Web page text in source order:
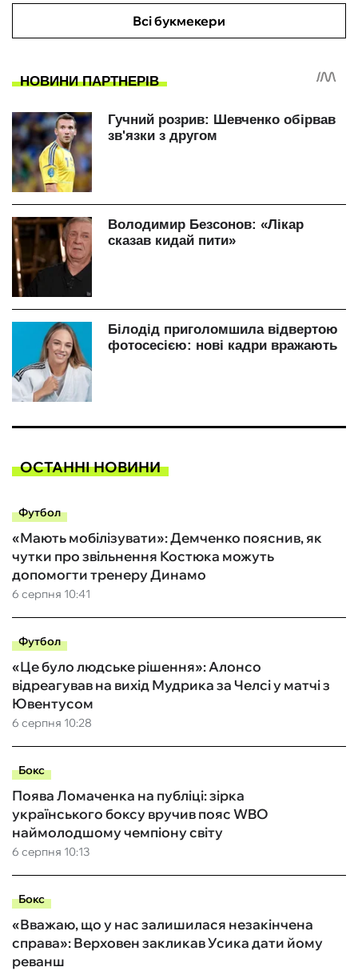
Всі букмекери
ОСТАННІ НОВИНИ
Футбол
6 серпня 10:41
«Мають мобілізувати»: Демченко пояснив, як
чутки про звільнення Костюка можуть
допомогти тренеру Динамо
Футбол
6 серпня 10:28
«Це було людське рішення»: Алонсо
відреагував на вихід Мудрика за Челсі у матчі з
Ювентусом
Бокс
6 серпня 10:13
Поява Ломаченка на публіці: зірка
українського боксу вручив пояс WBO
наймолодшому чемпіону світу
Бокс
«Вважаю, що у нас залишилася незакінчена
справа»: Верховен закликав Усика дати йому
реванш